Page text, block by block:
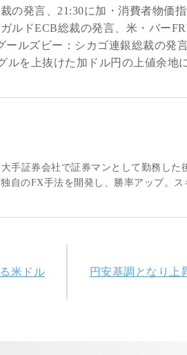
の発言、21:30に加・消費者物価
ルドECB総裁の発言、米・バー
ルズビー：シカゴ連銀総裁の発
を上抜けた加ドル円の上値余地
手証券会社で証券マンとして勤務し
自のFX手法を開発し、勝率アップ。
米ドル
円安基調となり上